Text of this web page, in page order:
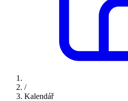
/
Kalendář